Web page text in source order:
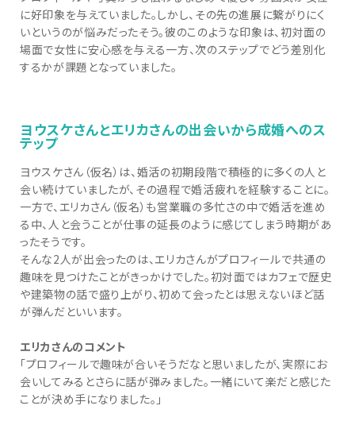
に好印象を与えていました。しかし、その先の進展に繋がりにく
いというのが悩みだったそう。彼のこのような印象は、初対面の
場面で女性に安心感を与える一方、次のステップでどう差別化
するかが課題となっていました。
ヨウスケさんとエリカさんの出会いから成婚へのス
テップ
ヨウスケさん（仮名）は、婚活の初期段階で積極的に多くの人と
会い続けていましたが、その過程で婚活疲れを経験することに。
一方で、エリカさん（仮名）も営業職の多忙さの中で婚活を進め
る中、人と会うことが仕事の延長のように感じてしまう時期があ
ったそうです。
そんな2人が出会ったのは、エリカさんがプロフィールで共通の
趣味を見つけたことがきっかけでした。初対面ではカフェで歴史
や建築物の話で盛り上がり、初めて会ったとは思えないほど話
が弾んだといいます。
エリカさんのコメント
「プロフィールで趣味が合いそうだなと思いましたが、実際にお
会いしてみるとさらに話が弾みました。一緒にいて楽だと感じた
ことが決め手になりました。」